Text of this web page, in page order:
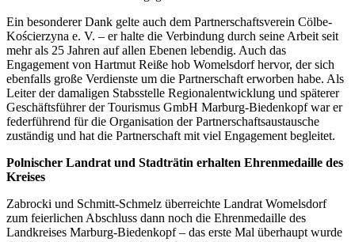
Ein besonderer Dank gelte auch dem Partnerschaftsverein Cölbe-
Kościerzyna e. V. – er halte die Verbindung durch seine Arbeit seit
mehr als 25 Jahren auf allen Ebenen lebendig. Auch das
Engagement von Hartmut Reiße hob Womelsdorf hervor, der sich
ebenfalls große Verdienste um die Partnerschaft erworben habe. Als
Leiter der damaligen Stabsstelle Regionalentwicklung und späterer
Geschäftsführer der Tourismus GmbH Marburg-Biedenkopf war er
federführend für die Organisation der Partnerschaftsaustausche
zuständig und hat die Partnerschaft mit viel Engagement begleitet.
Polnischer Landrat und Stadträtin erhalten Ehrenmedaille des
Kreises
Zabrocki und Schmitt-Schmelz überreichte Landrat Womelsdorf
zum feierlichen Abschluss dann noch die Ehrenmedaille des
Landkreises Marburg-Biedenkopf – das erste Mal überhaupt wurde